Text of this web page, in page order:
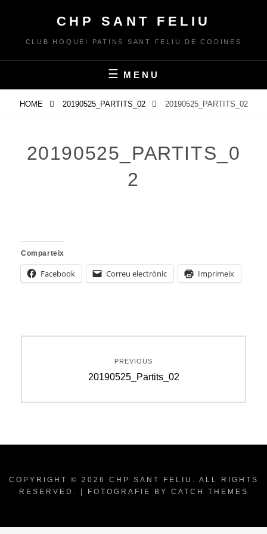
content
CHP SANT FELIU
CLUB HOQUEI PATINS SANT FELIU DE CODINES
MENU
HOME 20190525_PARTITS_02 20190525_PARTITS_02
20190525_PARTITS_0
2
Comparteix
Facebook Correu electrònic Imprimeix
d'entrades
PREVIOUS
Previous
20190525_Partits_02
COPYRIGHT © 2026 CHP SANT FELIU . ALL RIGHTS
RESERVED. | FOTOGRAFIE BY CATCH THEMES